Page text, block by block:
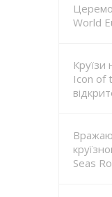
World
Круїзи
Icon of
Seas